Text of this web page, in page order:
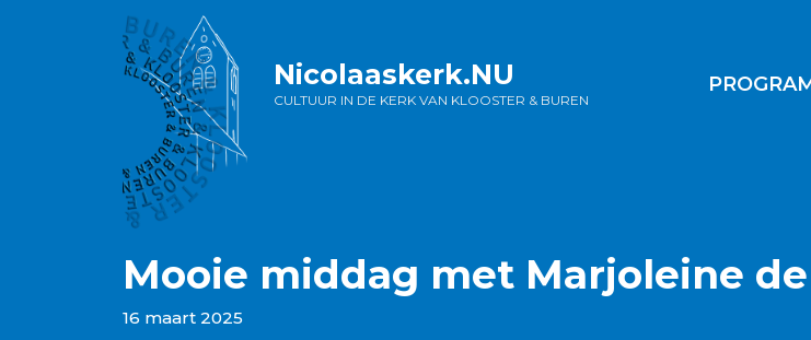
Nicolaaskerk.NU
CULTUUR IN DE KERK VAN KLOOSTER & BUREN
Mooie middag met Marjoleine de
16 maart 2025